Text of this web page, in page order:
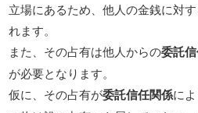
立場にあるため、他人の金銭に対
れます。
また、その占有は他人からの委託
が必要となります。
仮に、その占有が委託信任関係に